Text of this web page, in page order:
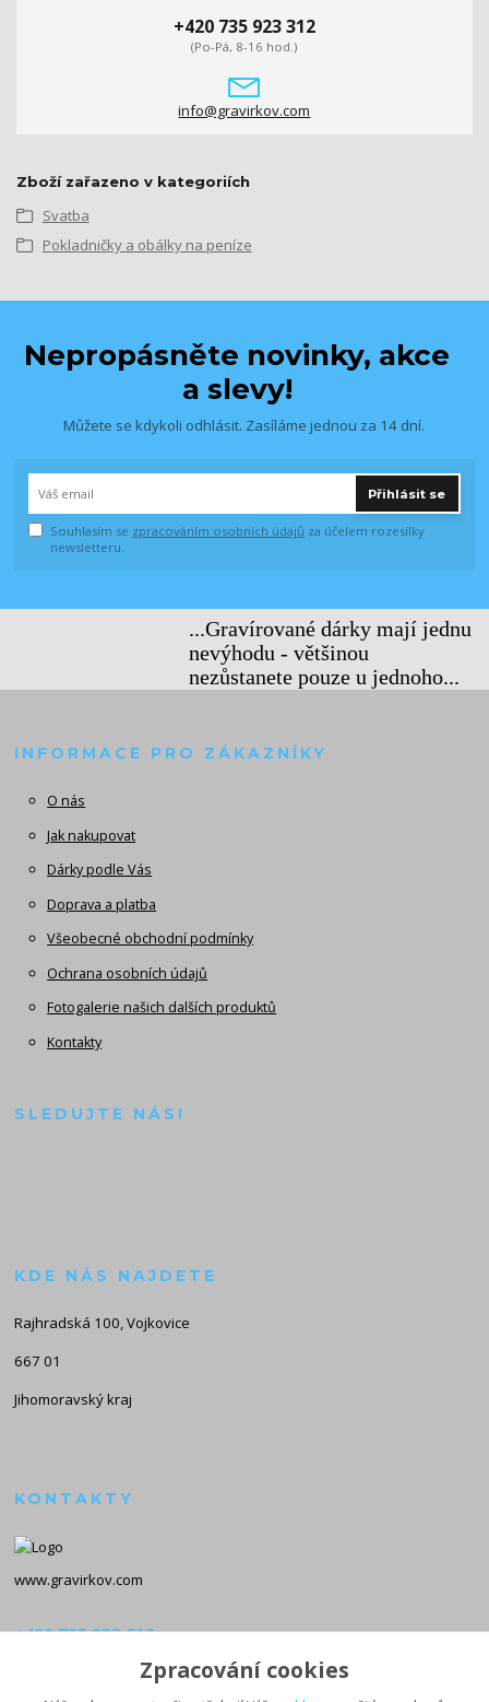
+420 735 923 312
(Po-Pá, 8-16 hod.)
info@gravirkov.com
Zboží zařazeno v kategoriích
Svatba
Pokladničky a obálky na peníze
Nepropásněte novinky, akce
a slevy!
Můžete se kdykoli odhlásit. Zasíláme jednou za 14 dní.
Přihlásit se
Souhlasím se zpracováním osobních údajů za účelem rozesílky
newsletteru.
...Gravírované dárky mají jednu
nevýhodu - většinou
nezůstanete pouze u jednoho...
INFORMACE PRO ZÁKAZNÍKY
O nás
Jak nakupovat
Dárky podle Vás
Doprava a platba
Všeobecné obchodní podmínky
Ochrana osobních údajů
Fotogalerie našich dalších produktů
Kontakty
SLEDUJTE NÁS!
KDE NÁS NAJDETE
Rajhradská 100, Vojkovice
667 01
Jihomoravský kraj
KONTAKTY
www.gravirkov.com
+420 735 923 312
info@gravirkov.com
Zpracování cookies